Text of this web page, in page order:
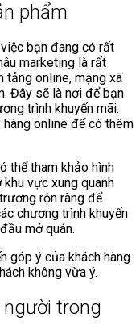
phẩm
bạn đang có rất
marketing là rất
tảng online, mạng xã
Đây sẽ là nơi để bạn
trình khuyến mãi.
online để có thêm
thể tham khảo hình
vực xung quanh
rộn ràng để
chương trình khuyến
mở quán.
góp ý của khách hàng
không vừa ý.
trong